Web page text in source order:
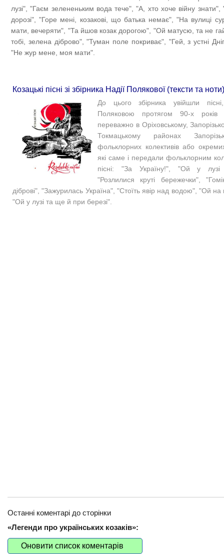
лузі", "Гаєм зелененьким вода тече", "А, хто хоче війну
дорозі", "Горе мені, козакові, що батька немає", "На вулиці
мати, вечеряти", "Та йшов козак дорогою", "Ой матусю, та не
тобі, зелена діброво", "Туман поле покриває", "Гей, з устні
"Не жур мене, моя мати".
Козацькі пісні зі збірника Надії Полякової (тексти та ноти)
До цього збірника увійшли
Поляковою протягом 90-х років
переважно в Оріховському,
Токмацькому районах
фольклорних колективів або
які саме і передали фольклорним
пісні: "За Україну!", "Ой у лузі
"Розлилися круті бережечки",
діброві", "Зажурилась Україна", "Стоїть явір над водою", "Ой на
"Ой у лузі та ще й при березі"
Останні коментарі до сторінки
«Легенди про українських козаків»:
Оновити список коментарів